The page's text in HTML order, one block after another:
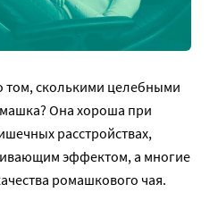
том, сколькими целебными
Она хороша при
расстройствах,
эффектом, а многие
ромашкового чая.